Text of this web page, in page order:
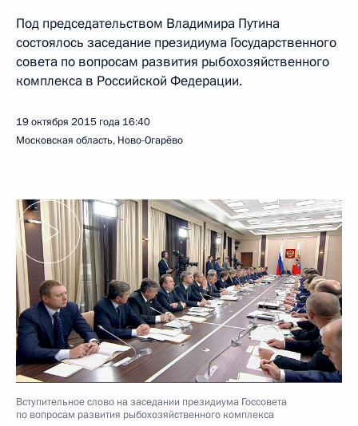
Под председательством Владимира Путина
состоялось заседание президиума Государственного
совета по вопросам развития рыбохозяйственного
комплекса в Российской Федерации.
19 октября 2015 года 16:40
Московская область, Ново-Огарёво
Вступительное слово на заседании президиума Госсовета
по вопросам развития рыбохозяйственного комплекса